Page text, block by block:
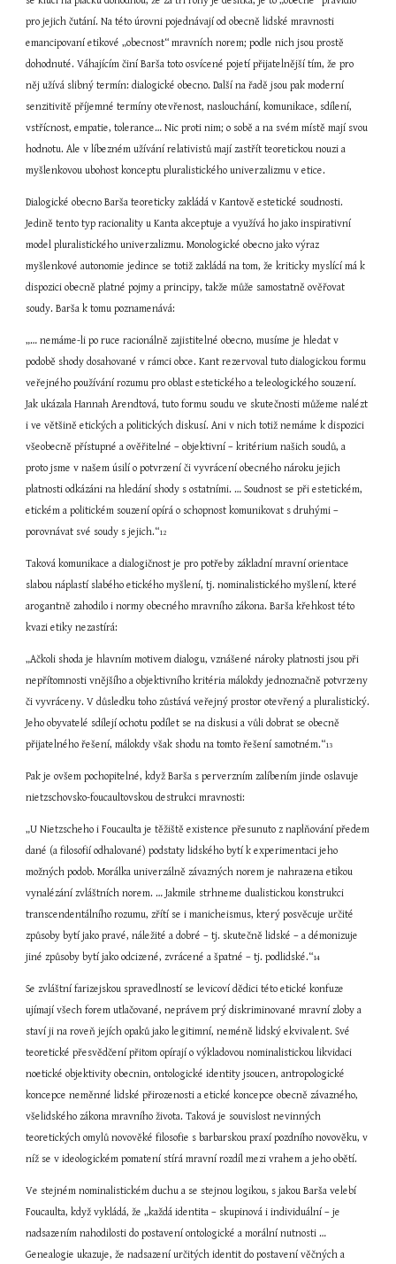
pro jejich čutání. Na této úrovni pojednávají od obecně lidské mravnosti
emancipovaní etikové „obecnost“ mravních norem; podle nich jsou prostě
dohodnuté. Váhajícím činí Barša toto osvícené pojetí přijatelnější tím, že pro
něj užívá slibný termín: dialogické obecno. Další na řadě jsou pak moderní
senzitivitě příjemné termíny otevřenost, naslouchání, komunikace, sdílení,
vstřícnost, empatie, tolerance… Nic proti nim; o sobě a na svém místě mají svou
hodnotu. Ale v líbezném užívání relativistů mají zastřít teoretickou nouzi a
myšlenkovou ubohost konceptu pluralistického univerzalizmu v etice.
Dialogické obecno Barša teoreticky zakládá v Kantově estetické soudnosti.
Jedině tento typ racionality u Kanta akceptuje a využívá ho jako inspirativní
model pluralistického univerzalizmu. Monologické obecno jako výraz
myšlenkové autonomie jedince se totiž zakládá na tom, že kriticky myslící má k
dispozici obecně platné pojmy a principy, takže může samostatně ověřovat
soudy. Barša k tomu poznamenává:
„… nemáme-li po ruce racionálně zajistitelné obecno, musíme je hledat v
podobě shody dosahované v rámci obce. Kant rezervoval tuto dialogickou formu
veřejného používání rozumu pro oblast estetického a teleologického souzení.
Jak ukázala Hannah Arendtová, tuto formu soudu ve skutečnosti můžeme nalézt
i ve většině etických a politických diskusí. Ani v nich totiž nemáme k dispozici
všeobecně přístupné a ověřitelné – objektivní – kritérium našich soudů, a
proto jsme v našem úsilí o potvrzení či vyvrácení obecného nároku jejich
platnosti odkázáni na hledání shody s ostatními. … Soudnost se při estetickém,
etickém a politickém souzení opírá o schopnost komunikovat s druhými –
porovnávat své soudy s jejich.“12
Taková komunikace a dialogičnost je pro potřeby základní mravní orientace
slabou náplastí slabého etického myšlení, tj. nominalistického myšlení, které
arogantně zahodilo i normy obecného mravního zákona. Barša křehkost této
kvazi etiky nezastírá:
„Ačkoli shoda je hlavním motivem dialogu, vznášené nároky platnosti jsou při
nepřítomnosti vnějšího a objektivního kritéria málokdy jednoznačně potvrzeny
či vyvráceny. V důsledku toho zůstává veřejný prostor otevřený a pluralistický.
Jeho obyvatelé sdílejí ochotu podílet se na diskusi a vůli dobrat se obecně
přijatelného řešení, málokdy však shodu na tomto řešení samotném.“13
Pak je ovšem pochopitelné, když Barša s perverzním zalíbením jinde oslavuje
nietzschovsko-foucaultovskou destrukci mravnosti:
„U Nietzscheho i Foucaulta je těžiště existence přesunuto z naplňování předem
dané (a filosofií odhalované) podstaty lidského bytí k experimentaci jeho
možných podob. Morálka univerzálně závazných norem je nahrazena etikou
vynalézání zvláštních norem. … Jakmile strhneme dualistickou konstrukci
transcendentálního rozumu, zřítí se i manicheismus, který posvěcuje určité
způsoby bytí jako pravé, náležité a dobré – tj. skutečně lidské – a démonizuje
jiné způsoby bytí jako odcizené, zvrácené a špatné – tj. podlidské.“14
Se zvláštní farizejskou spravedlností se levicoví dědici této etické konfuze
ujímají všech forem utlačované, neprávem prý diskriminované mravní zloby a
staví ji na roveň jejích opaků jako legitimní, neméně lidský ekvivalent. Své
teoretické přesvědčení přitom opírají o výkladovou nominalistickou likvidaci
noetické objektivity obecnin, ontologické identity jsoucen, antropologické
koncepce neměnné lidské přirozenosti a etické koncepce obecně závazného,
všelidského zákona mravního života. Taková je souvislost nevinných
teoretických omylů novověké filosofie s barbarskou praxí pozdního novověku, v
níž se v ideologickém pomatení stírá mravní rozdíl mezi vrahem a jeho obětí.
Ve stejném nominalistickém duchu a se stejnou logikou, s jakou Barša velebí
Foucaulta, když vykládá, že „každá identita – skupinová i individuální – je
nadsazením nahodilosti do postavení ontologické a morální nutnosti …
Genealogie ukazuje, že nadsazení určitých identit do postavení věčných a